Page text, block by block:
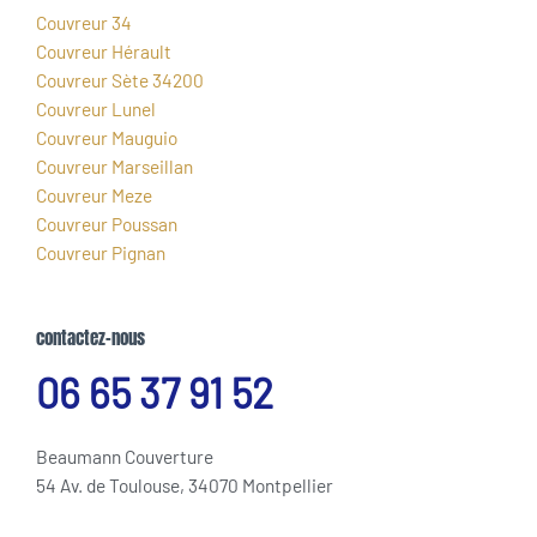
Couvreur 34
Couvreur Hérault
Couvreur Sète 34200
Couvreur Lunel
Couvreur Mauguio
Couvreur Marseillan
Couvreur Meze
Couvreur Poussan
Couvreur Pignan
contactez-nous
06 65 37 91 52
Beaumann Couverture
54 Av. de Toulouse, 34070 Montpellier